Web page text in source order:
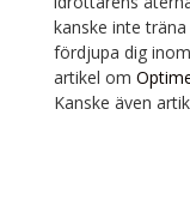
kanske inte
fördjupa dig
artikel om
Kanske även